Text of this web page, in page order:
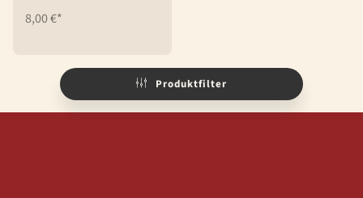
8,00 €*
Produktfilter